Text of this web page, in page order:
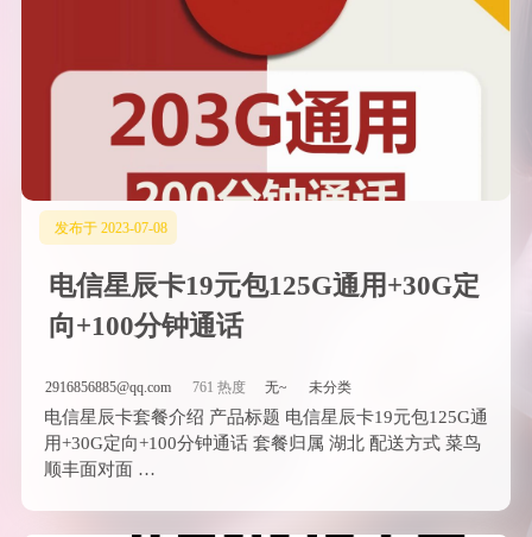
发布于 2023-07-08
电信星辰卡19元包125G通用+30G定
向+100分钟通话
2916856885@qq.com 761 热度 无~ 未分类
电信星辰卡套餐介绍 产品标题 电信星辰卡19元包125G通
用+30G定向+100分钟通话 套餐归属 湖北 配送方式 菜鸟
顺丰面对面 …